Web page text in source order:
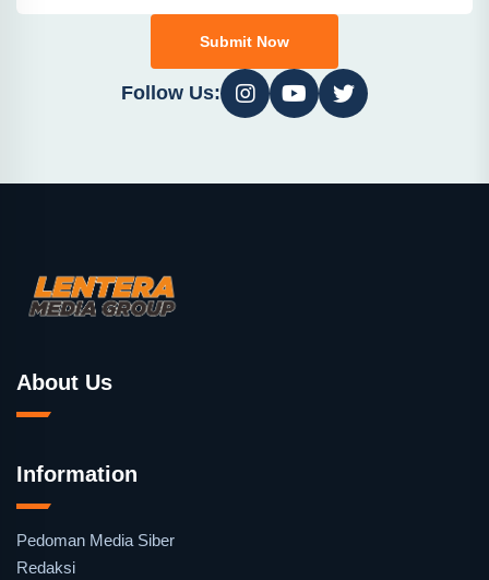
Submit Now
Follow Us:
About Us
Information
Pedoman Media Siber
Redaksi